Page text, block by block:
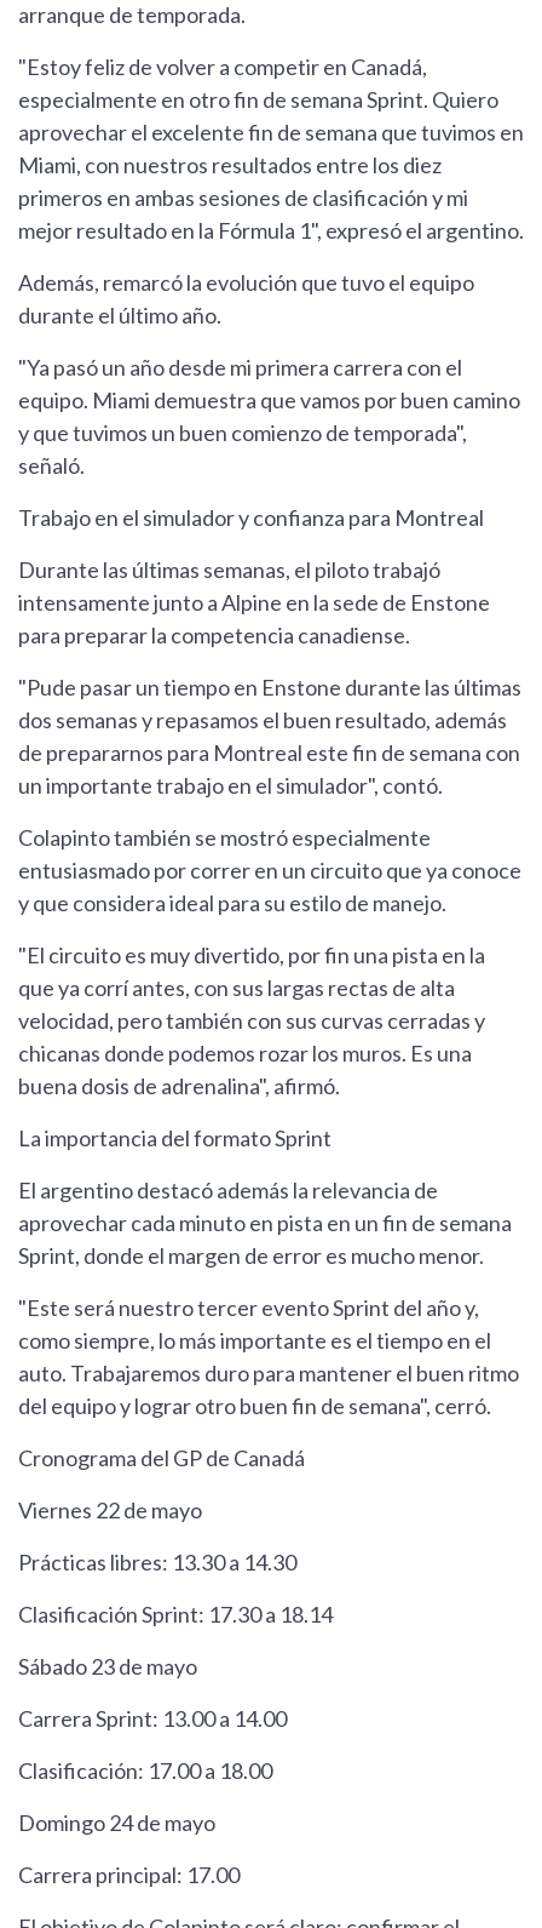
arranque de temporada.
"Estoy feliz de volver a competir en Canadá,
especialmente en otro fin de semana Sprint. Quiero
aprovechar el excelente fin de semana que tuvimos en
Miami, con nuestros resultados entre los diez
primeros en ambas sesiones de clasificación y mi
mejor resultado en la Fórmula 1", expresó el argentino.
Además, remarcó la evolución que tuvo el equipo
durante el último año.
"Ya pasó un año desde mi primera carrera con el
equipo. Miami demuestra que vamos por buen camino
y que tuvimos un buen comienzo de temporada",
señaló.
Trabajo en el simulador y confianza para Montreal
Durante las últimas semanas, el piloto trabajó
intensamente junto a Alpine en la sede de Enstone
para preparar la competencia canadiense.
"Pude pasar un tiempo en Enstone durante las últimas
dos semanas y repasamos el buen resultado, además
de prepararnos para Montreal este fin de semana con
un importante trabajo en el simulador", contó.
Colapinto también se mostró especialmente
entusiasmado por correr en un circuito que ya conoce
y que considera ideal para su estilo de manejo.
"El circuito es muy divertido, por fin una pista en la
que ya corrí antes, con sus largas rectas de alta
velocidad, pero también con sus curvas cerradas y
chicanas donde podemos rozar los muros. Es una
buena dosis de adrenalina", afirmó.
La importancia del formato Sprint
El argentino destacó además la relevancia de
aprovechar cada minuto en pista en un fin de semana
Sprint, donde el margen de error es mucho menor.
"Este será nuestro tercer evento Sprint del año y,
como siempre, lo más importante es el tiempo en el
auto. Trabajaremos duro para mantener el buen ritmo
del equipo y lograr otro buen fin de semana", cerró.
Cronograma del GP de Canadá
Viernes 22 de mayo
Prácticas libres: 13.30 a 14.30
Clasificación Sprint: 17.30 a 18.14
Sábado 23 de mayo
Carrera Sprint: 13.00 a 14.00
Clasificación: 17.00 a 18.00
Domingo 24 de mayo
Carrera principal: 17.00